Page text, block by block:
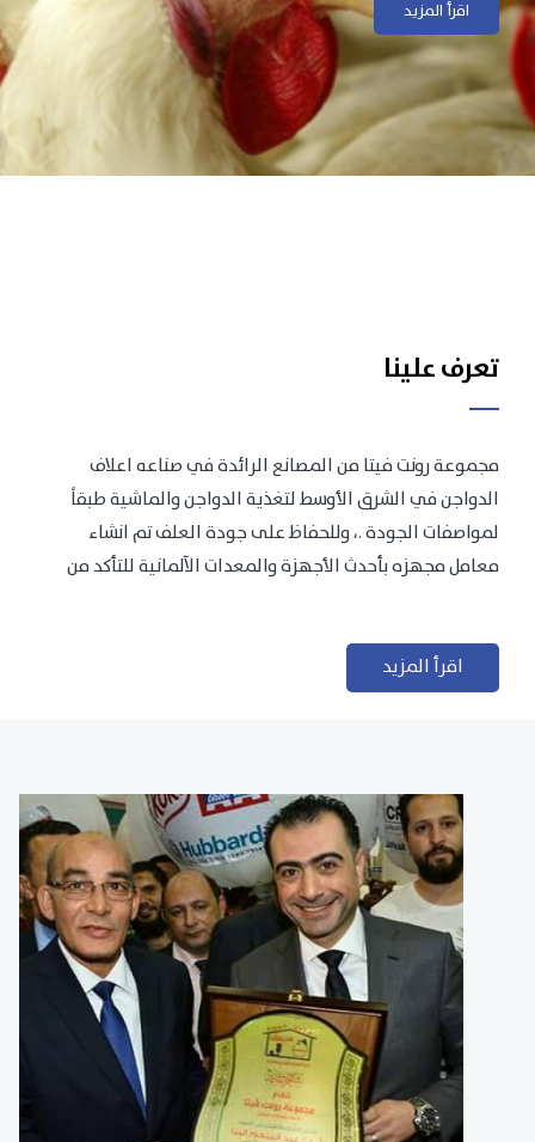
اقرأ المزيد
اقرأ المزيد
تعرف علينا
مجموعة رونت فيتا من المصانع الرائدة في صناعه اعلاف
الدواجن في الشرق الأوسط لتغذية الدواجن والماشية طبقاً
لمواصفات الجودة .، وللحفاظ على جودة العلف تم انشاء
معامل مجهزه بأحدث الأجهزة والمعدات الآلمانية للتأكد من
اقرأ المزيد